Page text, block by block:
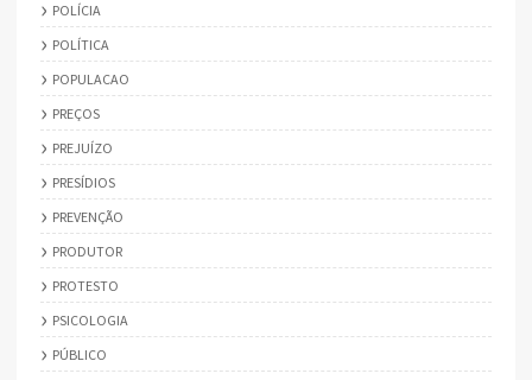
POLÍCIA
POLÍTICA
POPULACAO
PREÇOS
PREJUÍZO
PRESÍDIOS
PREVENÇÃO
PRODUTOR
PROTESTO
PSICOLOGIA
PÚBLICO